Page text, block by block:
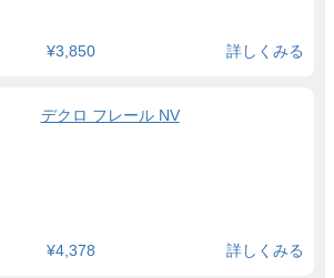
¥3,850 詳しくみる
デクロ フレール NV
¥4,378 詳しくみる